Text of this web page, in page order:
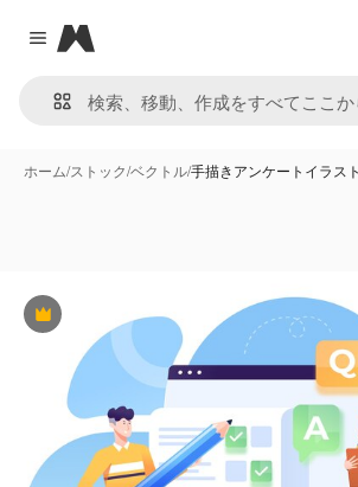
Close menu
Magnific
ホーム/ストック/ベクトル/手描きアンケートイラスト
Premium